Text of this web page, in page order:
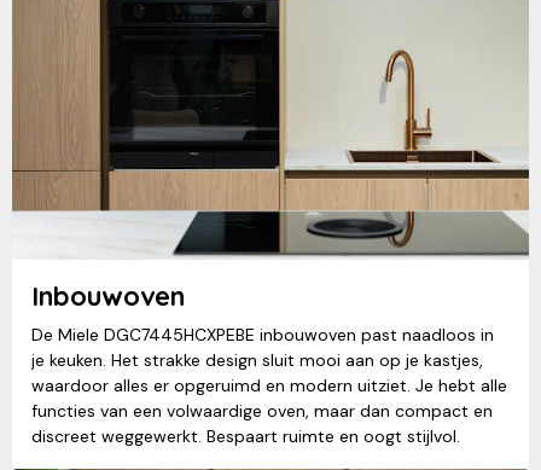
Inbouwoven
De Miele DGC7445HCXPEBE inbouwoven past naadloos in
je keuken. Het strakke design sluit mooi aan op je kastjes,
waardoor alles er opgeruimd en modern uitziet. Je hebt alle
functies van een volwaardige oven, maar dan compact en
discreet weggewerkt. Bespaart ruimte en oogt stijlvol.